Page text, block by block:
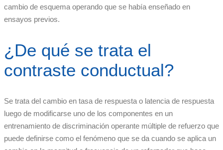
cambio de esquema operando que se había enseñado en
ensayos previos.
¿De qué se trata el
contraste conductual?
Se trata del cambio en tasa de respuesta o latencia de respuesta
luego de modificarse uno de los componentes en un
entrenamiento de discriminación operante múltiple de refuerzo que
puede definirse como el fenómeno que se da cuando se aplica un